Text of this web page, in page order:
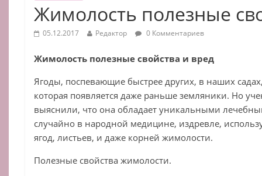
Жимолость полезные
05.12.2017 Редактор 0 Комментариев
Жимолость полезные свойства и вред
Ягоды, поспевающие быстрее других, в наших
которая появляется даже раньше земляники. Но
выяснили, что она обладает уникальными
случайно в народной медицине, издревле,
ягод, листьев, и даже корней жимолости.
Полезные свойства жимолости.